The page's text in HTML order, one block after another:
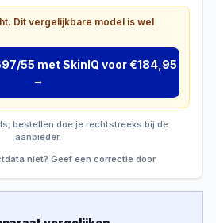
Dit vergelijkbare model is wel
55 met SkinIQ voor €184,95
→
bestellen doe je rechtstreeks bij de
aanbieder.
niet? Geef een correctie door